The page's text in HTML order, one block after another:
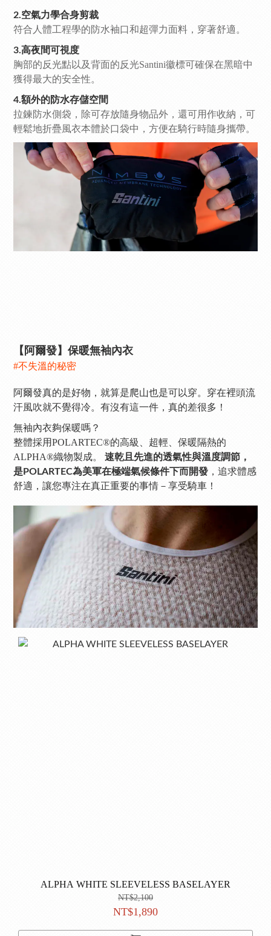
2.空氣力學合身剪裁
符合人體工程學的防水袖口和超彈力面料，穿著舒適。
3.高夜間可視度
胸部的反光點以及背面的反光Santini徽標可確保在黑暗中
獲得最大的安全性。
4.額外的防水存儲空間
拉鍊防水側袋，除可存放隨身物品外，還可用作收納，可
輕鬆地折疊風衣本體於口袋中，方便在騎行時隨身攜帶。
【阿爾發】保暖無袖內衣
#不失溫的秘密
阿爾發真的是好物，就算是爬山也是可以穿。穿在裡頭流
汗風吹就不覺得冷。有沒有這一件，真的差很多！
無袖內衣夠保暖嗎？
整體採用POLARTEC®的高級、超輕、保暖隔熱的
ALPHA®織物製成。 速乾且先進的透氣性與溫度調節，
是POLARTEC為美軍在極端氣候條件下而開發 ，追求體感
舒適，讓您專注在真正重要的事情－享受騎車！
ALPHA WHITE SLEEVELESS BASELAYER
NT$2,100
NT$1,890